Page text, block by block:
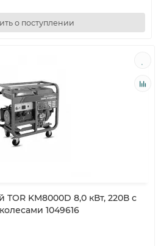
о поступлении
KM8000D 8,0 кВт, 220В с
1049616